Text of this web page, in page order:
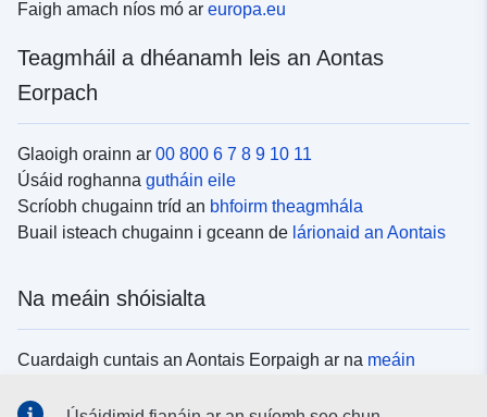
Faigh amach níos mó ar europa.eu
Teagmháil a dhéanamh leis an Aontas
Eorpach
Glaoigh orainn ar 00 800 6 7 8 9 10 11
Úsáid roghanna gutháin eile
Scríobh chugainn tríd an bhfoirm theagmhála
Buail isteach chugainn i gceann de lárionaid an Aontais
Na meáin shóisialta
Cuardaigh cuntais an Aontais Eorpaigh ar na meáin